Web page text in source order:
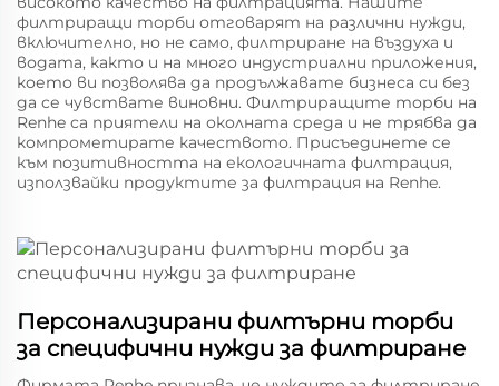
филтриращи торби отговарят на различни нужди,
включително, но не само, филтриране на въздуха и
водата, както и на много индустриални приложения,
което ви позволява да продължавате бизнеса си без
да се чувствате виновни. Филтриращите торби на
Renhe са приятели на околната среда и не трябва да
компрометирате качеството. Присъединете се
към позитивността на екологичната филтрация,
използвайки продуктите за филтрация на Renhe.
Персонализирани филтърни торби
за специфични нужди за филтриране